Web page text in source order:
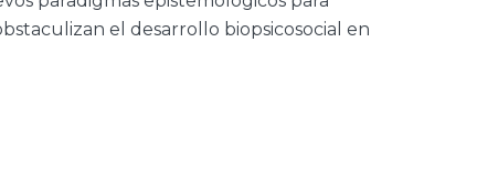
el desarrollo biopsicosocial en